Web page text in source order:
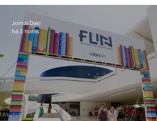
apreensão na população
Jornal Daki
há 3 horas